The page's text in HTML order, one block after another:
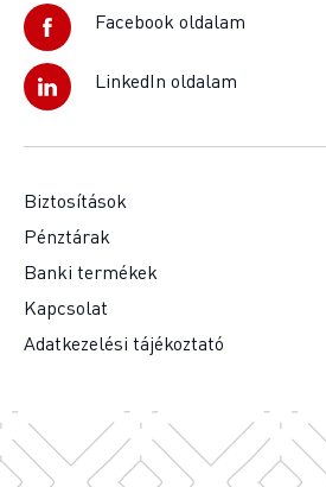
Facebook oldalam
LinkedIn oldalam
Biztosítások
Pénztárak
Banki termékek
Kapcsolat
Adatkezelési tájékoztató